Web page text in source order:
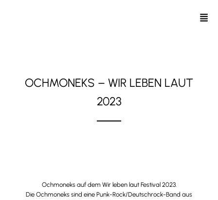
OCHMONEKS – WIR LEBEN LAUT
2023
Ochmoneks auf dem Wir leben laut Festival 2023.
Die Ochmoneks sind eine Punk-Rock/Deutschrock-Band aus